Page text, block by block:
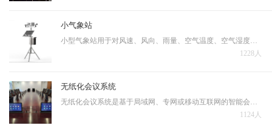
小气象站
1228人
无纸化会议系统
1124人